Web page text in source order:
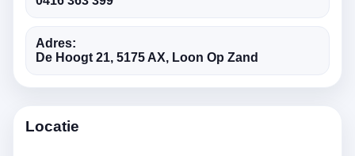
Adres:
De Hoogt 21, 5175 AX, Loon Op Zand
Locatie